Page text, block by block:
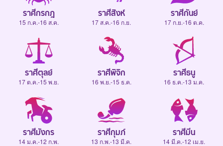
ราศีกรกฎ
15 ก.ค.-16 ส.ค.
ราศีสิงห์
17 ส.ค.-16 ก.ย.
ราศีกันย์
17 ก.ย.-16 ต.ค.
ราศีตุลย์
17 ต.ค.-15 พ.ย.
ราศีพิจิก
16 พ.ย.-15 ธ.ค.
ราศีธนู
16 ธ.ค.-13 ม.ค.
ราศีมังกร
14 ม.ค.-12 ก.พ.
ราศีกุมภ์
13 ก.พ.-13 มี.ค.
ราศีมีน
14 มี.ค.-12 เม.ย.